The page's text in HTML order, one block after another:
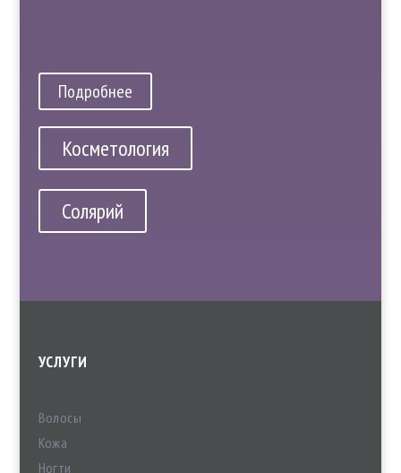
Подробнее
Косметология
Солярий
УСЛУГИ
Волосы
Кожа
Ногти